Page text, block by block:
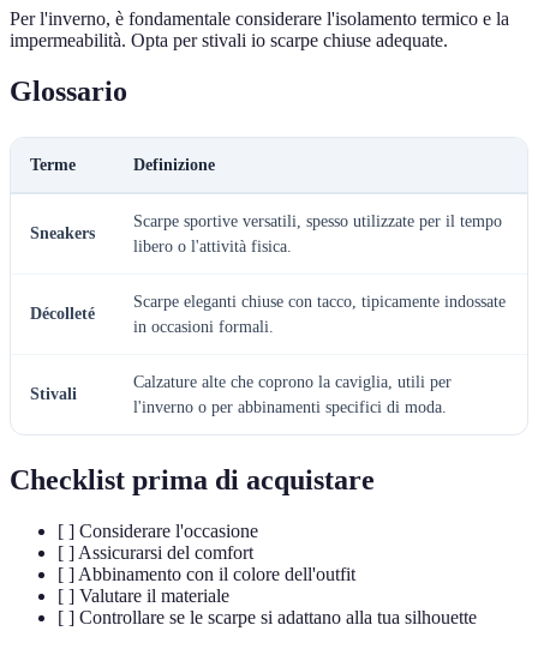
Per l'inverno, è fondamentale considerare l'isolamento termico e la
impermeabilità. Opta per stivali io scarpe chiuse adequate.
Glossario
Terme Definizione
Sneakers
Scarpe sportive versatili, spesso utilizzate per il tempo
libero o l'attività fisica.
Décolleté
Scarpe eleganti chiuse con tacco, tipicamente indossate
in occasioni formali.
Stivali
Calzature alte che coprono la caviglia, utili per
l'inverno o per abbinamenti specifici di moda.
Checklist prima di acquistare
[ ] Considerare l'occasione
[ ] Assicurarsi del comfort
[ ] Abbinamento con il colore dell'outfit
[ ] Valutare il materiale
[ ] Controllare se le scarpe si adattano alla tua silhouette